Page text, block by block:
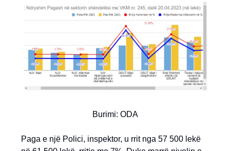
Burimi: ODA
Paga e një Polici, inspektor, u rrit nga 57 500 lekë